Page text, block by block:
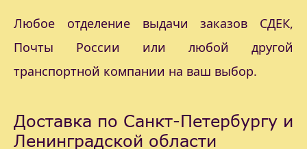
Любое отделение выдачи заказов СДЕК,
Почты России или любой другой
транспортной компании на ваш выбор.
Доставка по Санкт-Петербургу и
Ленинградской области